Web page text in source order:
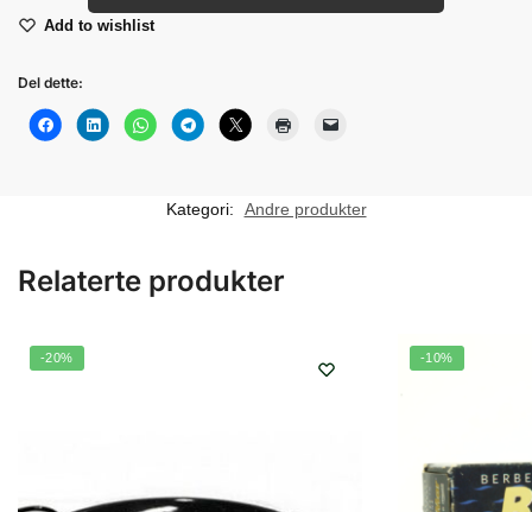
Add to wishlist
Del dette:
Kategori: Andre produkter
Relaterte produkter
-20% -10%